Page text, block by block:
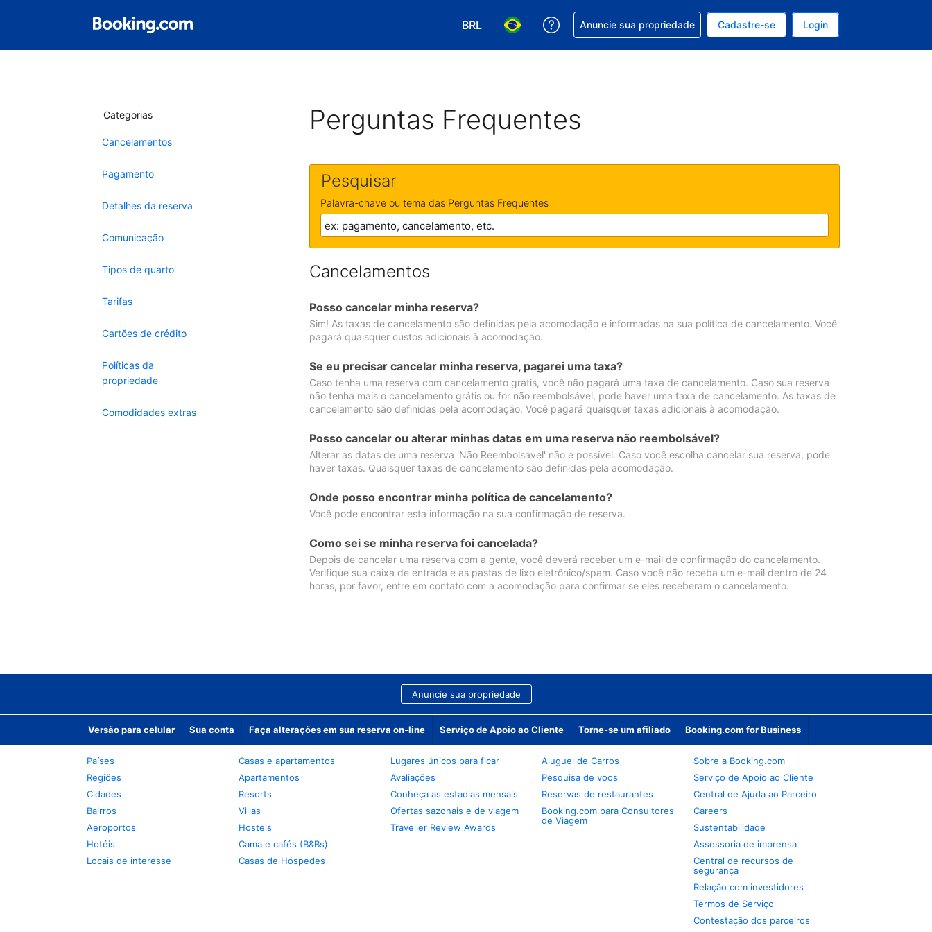
BRL
Escolha sua moeda. Atualmente, sua moeda é: Real
Escolha seu idioma. Atualmente, seu idioma é: Português (Brasil)
Receber ajuda com sua reserva
Anuncie sua propriedade Cadastre-se Login
Categorias
Cancelamentos
Pagamento
Detalhes da reserva
Comunicação
Tipos de quarto
Tarifas
Cartões de crédito
Políticas da
propriedade
Comodidades extras
Perguntas Frequentes
Pesquisar
Palavra-chave ou tema das Perguntas Frequentes
Cancelamentos
Posso cancelar minha reserva?
Sim! As taxas de cancelamento são definidas pela acomodação e informadas na sua política de cancelamento. Você
pagará quaisquer custos adicionais à acomodação.
Se eu precisar cancelar minha reserva, pagarei uma taxa?
Caso tenha uma reserva com cancelamento grátis, você não pagará uma taxa de cancelamento. Caso sua reserva
não tenha mais o cancelamento grátis ou for não reembolsável, pode haver uma taxa de cancelamento. As taxas de
cancelamento são definidas pela acomodação. Você pagará quaisquer taxas adicionais à acomodação.
Posso cancelar ou alterar minhas datas em uma reserva não reembolsável?
Alterar as datas de uma reserva 'Não Reembolsável' não é possível. Caso você escolha cancelar sua reserva, pode
haver taxas. Quaisquer taxas de cancelamento são definidas pela acomodação.
Onde posso encontrar minha política de cancelamento?
Você pode encontrar esta informação na sua confirmação de reserva.
Como sei se minha reserva foi cancelada?
Depois de cancelar uma reserva com a gente, você deverá receber um e-mail de confirmação do cancelamento.
Verifique sua caixa de entrada e as pastas de lixo eletrônico/spam. Caso você não receba um e-mail dentro de 24
horas, por favor, entre em contato com a acomodação para confirmar se eles receberam o cancelamento.
Anuncie sua propriedade
Versão para celular Sua conta Faça alterações em sua reserva on-line Serviço de Apoio ao Cliente Torne-se um afiliado Booking.com for Business
Países
Regiões
Cidades
Bairros
Aeroportos
Hotéis
Locais de interesse
Casas e apartamentos
Apartamentos
Resorts
Villas
Hostels
Cama e cafés (B&Bs)
Casas de Hóspedes
Lugares únicos para ficar
Avaliações
Conheça as estadias mensais
Ofertas sazonais e de viagem
Traveller Review Awards
Aluguel de Carros
Pesquisa de voos
Reservas de restaurantes
Booking.com para Consultores
de Viagem
Sobre a Booking.com
Serviço de Apoio ao Cliente
Central de Ajuda ao Parceiro
Careers
Sustentabilidade
Assessoria de imprensa
Central de recursos de
segurança
Relação com investidores
Termos de Serviço
Contestação dos parceiros